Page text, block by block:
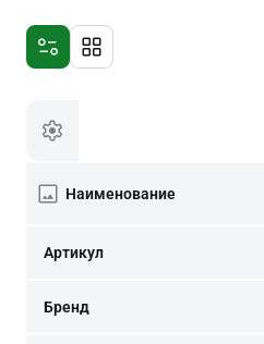
Наименование
Артикул
Бренд